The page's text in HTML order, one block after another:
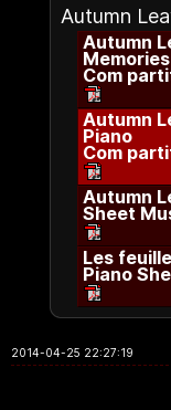
Autumn
Autumn
Com
Autumn
Piano
Com
Autumn
Sheet
Les
Piano
2014-04-25 22:27:19